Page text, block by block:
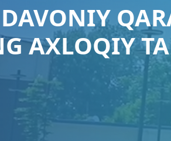
AXLOQIY